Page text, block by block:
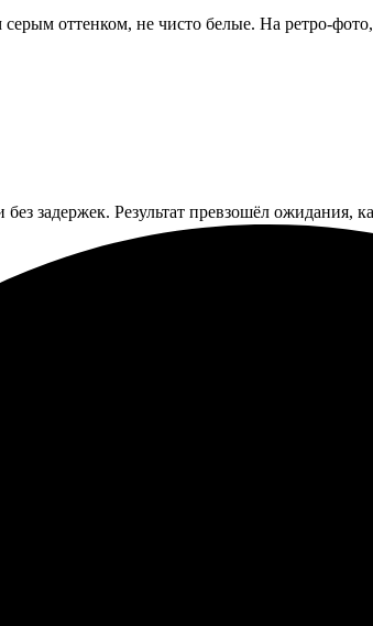
оттенком, не чисто белые. На ретро-
задержек. Результат превзошёл
просто и быстро. Специалисты быстро
раньше. В итоге – отличное решение для
её с приятными фотографиями нашего